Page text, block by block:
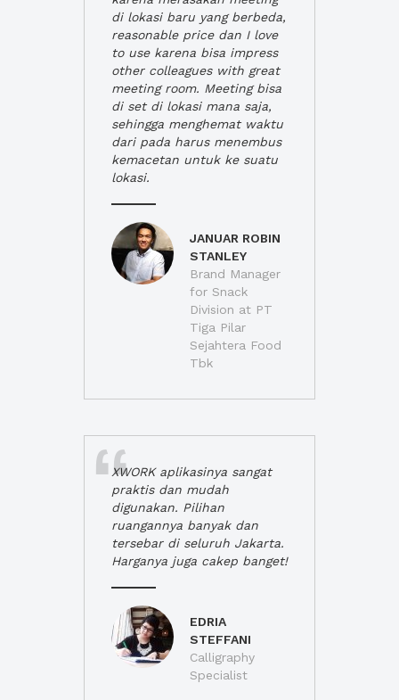
di lokasi baru yang berbeda,
reasonable price dan I love
to use karena bisa impress
other colleagues with great
meeting room. Meeting bisa
di set di lokasi mana saja,
sehingga menghemat waktu
dari pada harus menembus
kemacetan untuk ke suatu
lokasi.
JANUAR ROBIN
STANLEY
Brand Manager
for Snack
Division at PT
Tiga Pilar
Sejahtera Food
Tbk
XWORK aplikasinya sangat
praktis dan mudah
digunakan. Pilihan
ruangannya banyak dan
tersebar di seluruh Jakarta.
Harganya juga cakep banget!
EDRIA
STEFFANI
Calligraphy
Specialist